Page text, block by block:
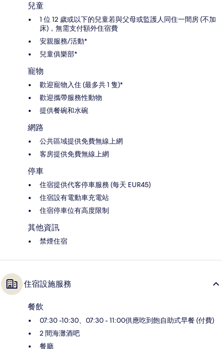
兒童
1 位 12 歲或以下的兒童若與父母或監護人同住一間房 (不加
床)，無需支付額外住宿費
安親服務/活動*
兒童俱樂部*
寵物
歡迎寵物入住 (最多共 1 隻)*
歡迎攜帶服務性動物
提供餐碗和水碗
網路
公共區域提供免費無線上網
客房提供免費無線上網
停車
住宿提供代客停車服務 (每天 EUR45)
住宿設有電動車充電站
住宿停車位有高度限制
其他資訊
禁煙住宿
住宿設施服務
餐飲
07:30 -10:30、07:30 - 11:00供應吃到飽自助式早餐 (付費)
2 間海灘酒吧
餐廳